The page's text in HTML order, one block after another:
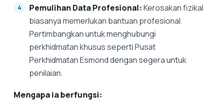
Pemulihan Data Profesional:Kerosakan fizikal
biasanya memerlukan bantuan profesional.
Pertimbangkan untuk menghubungi
perkhidmatan khusus seperti Pusat
Perkhidmatan Esmond dengan segera untuk
penilaian.
Mengapa ia berfungsi: